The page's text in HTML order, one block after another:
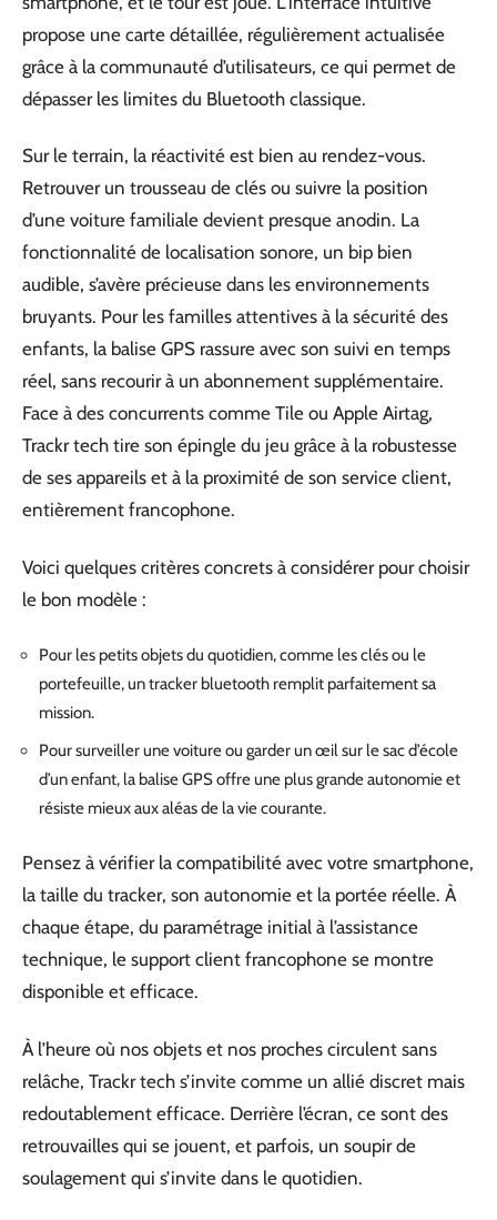
propose une carte détaillée, régulièrement actualisée
grâce à la communauté d’utilisateurs, ce qui permet de
dépasser les limites du Bluetooth classique.
Sur le terrain, la réactivité est bien au rendez-vous.
Retrouver un trousseau de clés ou suivre la position
d’une voiture familiale devient presque anodin. La
fonctionnalité de localisation sonore, un bip bien
audible, s’avère précieuse dans les environnements
bruyants. Pour les familles attentives à la sécurité des
enfants, la balise GPS rassure avec son suivi en temps
réel, sans recourir à un abonnement supplémentaire.
Face à des concurrents comme Tile ou Apple Airtag,
Trackr tech tire son épingle du jeu grâce à la robustesse
de ses appareils et à la proximité de son service client,
entièrement francophone.
Voici quelques critères concrets à considérer pour choisir
le bon modèle :
Pour les petits objets du quotidien, comme les clés ou le
portefeuille, un tracker bluetooth remplit parfaitement sa
mission.
Pour surveiller une voiture ou garder un œil sur le sac d’école
d’un enfant, la balise GPS offre une plus grande autonomie et
résiste mieux aux aléas de la vie courante.
Pensez à vérifier la compatibilité avec votre smartphone,
la taille du tracker, son autonomie et la portée réelle. À
chaque étape, du paramétrage initial à l’assistance
technique, le support client francophone se montre
disponible et efficace.
À l’heure où nos objets et nos proches circulent sans
relâche, Trackr tech s’invite comme un allié discret mais
redoutablement efficace. Derrière l’écran, ce sont des
retrouvailles qui se jouent, et parfois, un soupir de
soulagement qui s’invite dans le quotidien.